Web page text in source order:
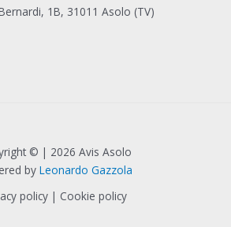
1B, 31011 Asolo (TV)
© | 2026 Avis Asolo
by Leonardo Gazzola
policy | Cookie policy